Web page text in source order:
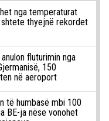
nga temperaturat
thyejnë rekordet
fluturimin nga
150
në aeroport
të humbasë mbi 100
BE-ja nëse vonohet